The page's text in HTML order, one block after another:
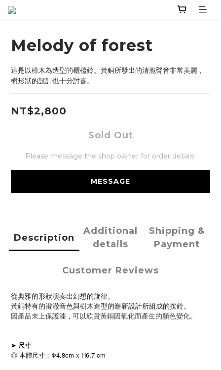
Melody of forest
這是以樺木為造型的櫃檯鈴。黃銅所發出的清脆聲音非常美麗，
樹形狀的設計也十分討喜。
NT$2,800
Sold Out
Please message the shop owner for order details.
MESSAGE
Description
Additional
details
Shipping &
Payment
Customer Reviews
從典雅的形狀演奏出幻想的旋律。
黃銅特有的澄澈音色與樹木造型的嶄新設計所組成的按鈴。
因產品未上保護漆 ， 可以欣賞黃銅因氧化而產生的顏色變化。
➤ 尺寸
◎ 本體尺寸：Φ4.8cm x H6.7 cm